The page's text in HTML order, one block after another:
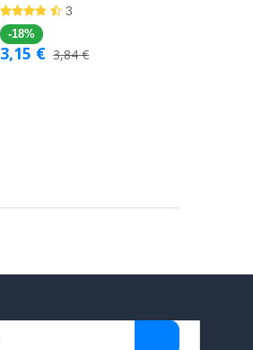
Warenkorb
3
-18%
3,15 € 3,84€